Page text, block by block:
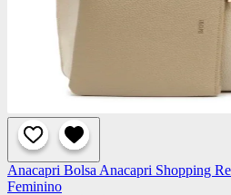
Anacapri Bolsa Anacapri Shopping
Feminino